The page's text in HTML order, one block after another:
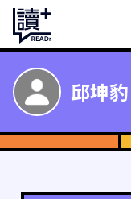
邱坤豹